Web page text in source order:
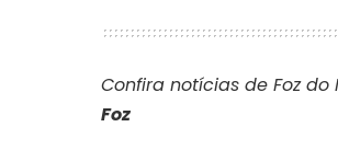
Confira notícias de Foz do
Foz